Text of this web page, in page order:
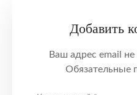
Добавить
Ваш адрес email не
Обязательные